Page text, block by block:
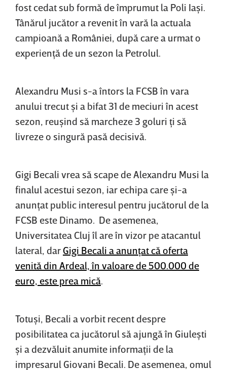
fost cedat sub formă de împrumut la Poli Iaşi.
Tânărul jucător a revenit în vară la actuala
campioană a României, după care a urmat o
experienţă de un sezon la Petrolul.
Alexandru Musi s-a întors la FCSB în vara
anului trecut şi a bifat 31 de meciuri în acest
sezon, reuşind să marcheze 3 goluri ţi să
livreze o singură pasă decisivă.
Gigi Becali vrea să scape de Alexandru Musi la
finalul acestui sezon, iar echipa care şi-a
anunţat public interesul pentru jucătorul de la
FCSB este Dinamo. De asemenea,
Universitatea Cluj îl are în vizor pe atacantul
lateral, dar Gigi Becali a anunţat că oferta
venită din Ardeal, în valoare de 500.000 de
euro, este prea mică
Totuşi, Becali a vorbit recent despre
posibilitatea ca jucătorul să ajungă în Giuleşti
şi a dezvăluit anumite informaţii de la
impresarul Giovani Becali. De asemenea, omul